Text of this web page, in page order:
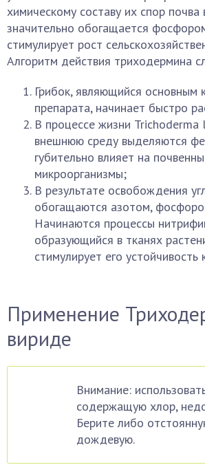
химическому составу их спор почва
значительно обогащается
стимулирует рост
Алгоритм действия триходермина
Грибок, являющийся основным
препарата, начинает быстро
В процессе жизни Trichoderma
внешнюю среду выделяются
губительно влияет на
микроорганизмы;
В результате освобождения
обогащаются азотом,
Начинаются процессы
образующийся в тканях
стимулирует его устойчивость
Применение
вириде
Внимание:
содержащую хлор,
Берите либо
дождевую.